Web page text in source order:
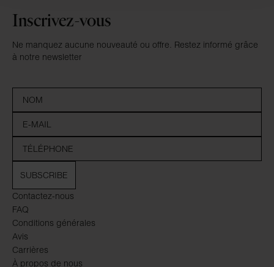
Contactez-nous
FAQ
Conditions générales
Avis
Carrières
À propos de nous
Inscrivez-vous
Ne manquez aucune nouveauté ou offre. Restez informé grâce
à notre newsletter
SUBSCRIBE